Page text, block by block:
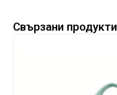
Свързани продукти